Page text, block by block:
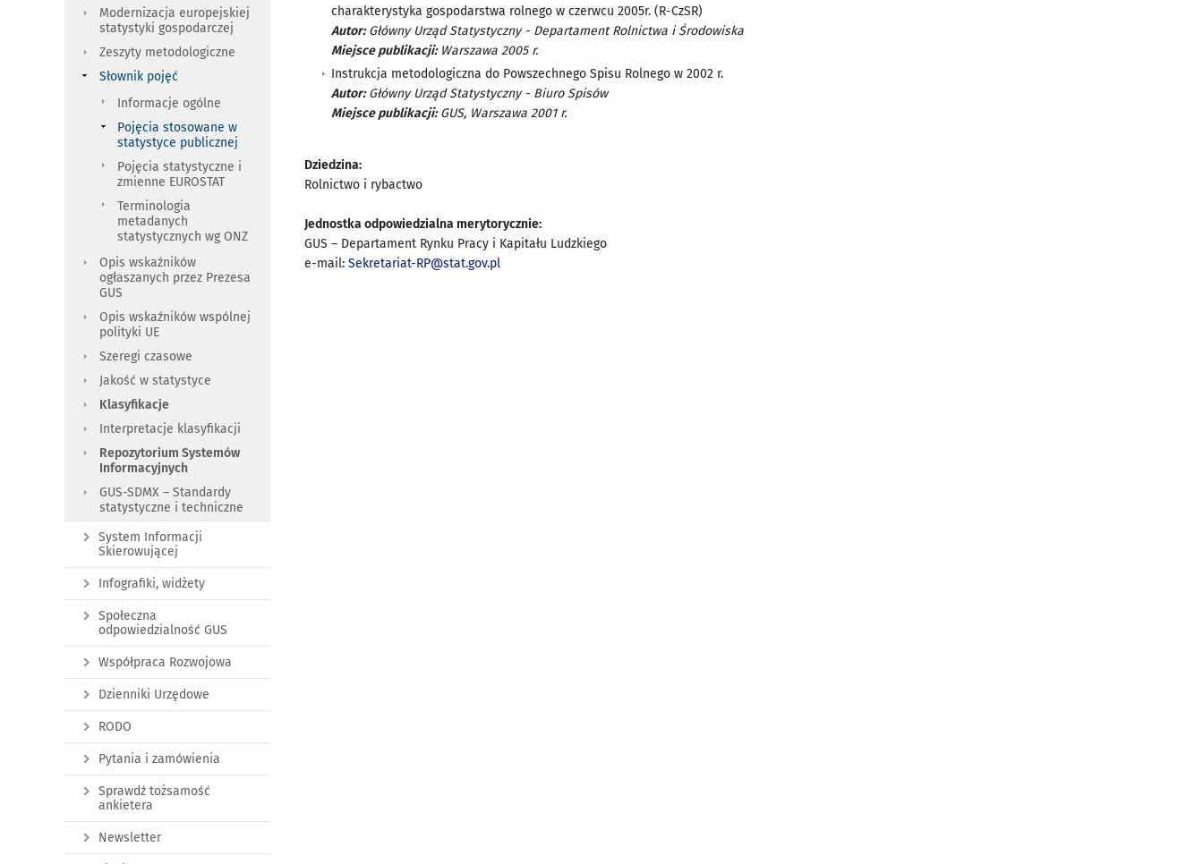
charakterystyka gospodarstwa rolnego w czerwcu 2005r. (R-CzSR)
Autor:Główny Urząd Statystyczny - Departament Rolnictwa i Środowiska
Miejsce publikacji:Warszawa 2005 r.
Instrukcja metodologiczna do Powszechnego Spisu Rolnego w 2002 r.
Autor:Główny Urząd Statystyczny - Biuro Spisów
Miejsce publikacji:GUS, Warszawa 2001 r.
Dziedzina:
Rolnictwo i rybactwo
Jednostka odpowiedzialna merytorycznie:
GUS – Departament Rynku Pracy i Kapitału Ludzkiego
e-mail:Sekretariat-RP@stat.gov.pl
Modernizacja europejskiej
statystyki gospodarczej
Zeszyty metodologiczne
Słownik pojęć
Informacje ogólne
Pojęcia stosowane w
statystyce publicznej
Pojęcia statystyczne i
zmienne EUROSTAT
Terminologia
metadanych
statystycznych wg ONZ
Opis wskaźników
ogłaszanych przez Prezesa
GUS
Opis wskaźników wspólnej
polityki UE
Szeregi czasowe
Jakość w statystyce
Klasyfikacje
Interpretacje klasyfikacji
Repozytorium Systemów
Informacyjnych
GUS-SDMX – Standardy
statystyczne i techniczne
System Informacji
Skierowującej
Infografiki, widżety
Społeczna
odpowiedzialność GUS
Współpraca Rozwojowa
Dzienniki Urzędowe
RODO
Pytania i zamówienia
Sprawdź tożsamość
ankietera
Newsletter